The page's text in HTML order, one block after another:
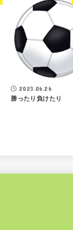
2023.06.26
勝ったり負けたり